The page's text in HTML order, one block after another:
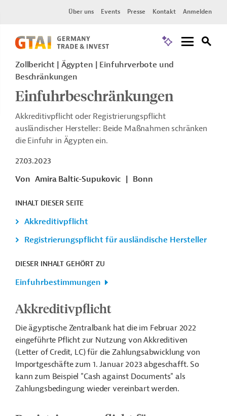
Über uns Events Presse Kontakt Anmelden
Zollbericht Ägypten
Einfuhrverbote und
Beschränkungen
Einfuhrbeschränkungen
Akkreditivpflicht oder Registrierungspflicht
ausländischer Hersteller: Beide Maßnahmen schränken
die Einfuhr in Ägypten ein.
27.03.2023
Von Amira Baltic-Supukovic Bonn
INHALT DIESER SEITE
Akkreditivpflicht
Registrierungspflicht für ausländische Hersteller
DIESER INHALT GEHÖRT ZU
Einfuhrbestimmungen
Akkreditivpflicht
Die ägyptische Zentralbank hat die im Februar 2022
eingeführte Pflicht zur Nutzung von Akkreditiven
(Letter of Credit, LC) für die Zahlungsabwicklung von
Importgeschäfte zum 1. Januar 2023 abgeschafft. So
kann zum Beispiel "Cash against Documents" als
Zahlungsbedingung wieder vereinbart werden.